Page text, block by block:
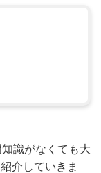
識がなくても大
介していきま